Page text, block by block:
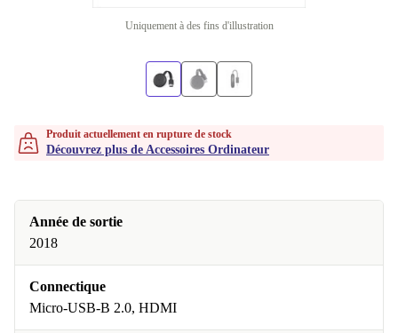
Uniquement à des fins d'illustration
Produit actuellement en rupture de stock
Découvrez plus de Accessoires Ordinateur
Année de sortie
2018
Connectique
Micro-USB-B 2.0, HDMI